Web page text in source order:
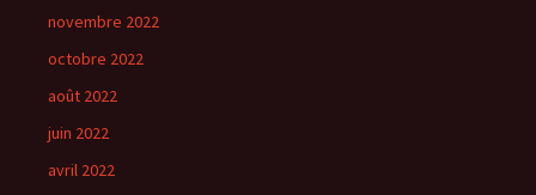
novembre 2022
octobre 2022
août 2022
juin 2022
avril 2022